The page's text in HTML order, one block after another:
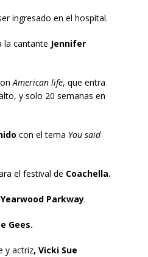
ingresado en el hospital.
la cantante Jennifer
American life, que entra
y solo 20 semanas en
con el tema You said
el festival de Coachella.
Parkway.
Gees.
y actriz, Vicki Sue